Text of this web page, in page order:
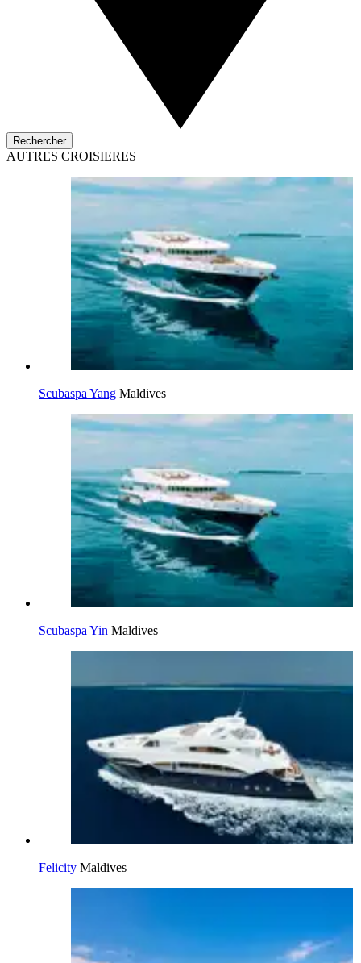
Rechercher
AUTRES CROISIERES
Scubaspa Yang Maldives
Scubaspa Yin Maldives
Felicity Maldives